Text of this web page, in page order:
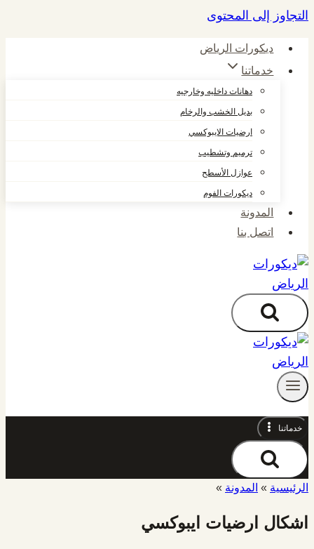
التجاوز إلى المحتوى
ديكورات الرياض
خدماتنا
دهانات داخليه وخارجيه
بديل الخشب والرخام
ارضيات الايبوكسي
ترميم وتشطيب
عوازل الأسطح
ديكورات الفوم
المدونة
اتصل بنا
خدماتنا
الرئيسية » المدونة »
اشكال ارضيات ايبوكسي